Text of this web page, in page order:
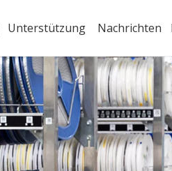
Unterstützung Nachrichten